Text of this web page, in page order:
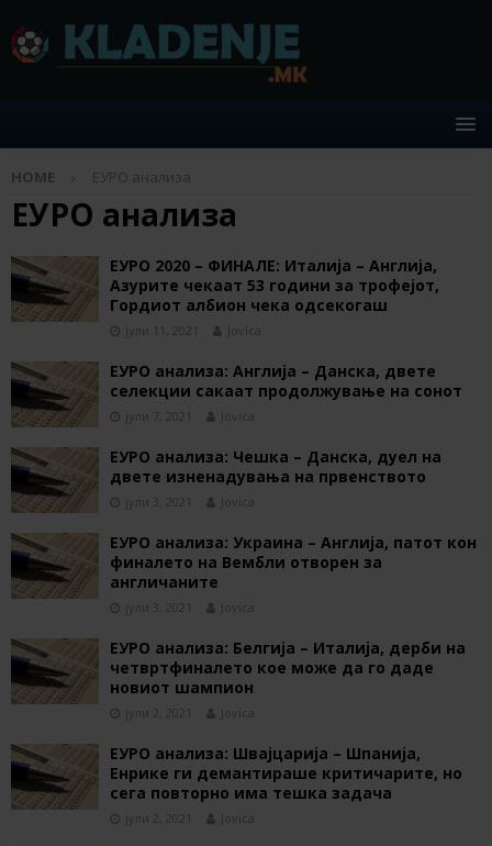
HOME ЕУРО анализа
ЕУРО анализа
ЕУРО 2020 – ФИНАЛЕ: Италија – Англија,
Азурите чекаат 53 години за трофејот,
Гордиот албион чека одсекогаш
јули 11, 2021 Jovica
ЕУРО анализа: Англија – Данска, двете
селекции сакаат продолжување на сонот
јули 7, 2021 Jovica
ЕУРО анализа: Чешка – Данска, дуел на
двете изненадувања на првенството
јули 3, 2021 Jovica
ЕУРО анализа: Украина – Англија, патот кон
финалето на Вембли отворен за
англичаните
јули 3, 2021 Jovica
ЕУРО анализа: Белгија – Италија, дерби на
четвртфиналето кое може да го даде
новиот шампион
јули 2, 2021 Jovica
ЕУРО анализа: Швајцарија – Шпанија,
Енрике ги демантираше критичарите, но
сега повторно има тешка задача
јули 2, 2021 Jovica